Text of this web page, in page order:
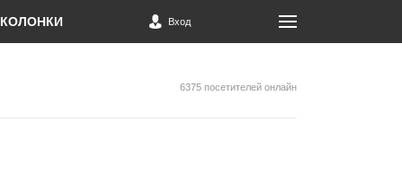
КОЛОНКИ Вход
6375 посетителей онлайн